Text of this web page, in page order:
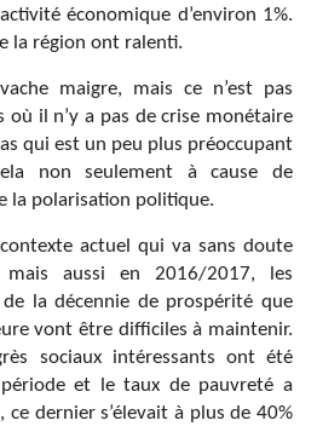
économique d’environ 1%.
la région ont ralenti.
maigre, mais ce n’est pas
où il n’y a pas de crise monétaire
qui est un peu plus préoccupant
non seulement à cause de
la polarisation politique.
actuel qui va sans doute
mais aussi en 2016/2017, les
de la décennie de prospérité que
vont être difficiles à maintenir.
sociaux intéressants ont été
et le taux de pauvreté a
dernier s’élevait à plus de 40%